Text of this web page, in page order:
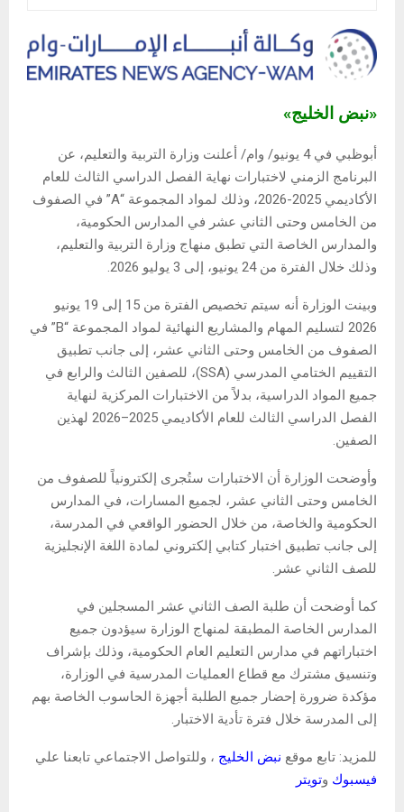
«نبض الخليج»
أبوظبي في 4 يونيو/ وام/ أعلنت وزارة التربية والتعليم، عن
البرنامج الزمني لاختبارات نهاية الفصل الدراسي الثالث للعام
الأكاديمي 2025-2026، وذلك لمواد المجموعة “A” في الصفوف
من الخامس وحتى الثاني عشر في المدارس الحكومية،
والمدارس الخاصة التي تطبق منهاج وزارة التربية والتعليم،
وذلك خلال الفترة من 24 يونيو، إلى 3 يوليو 2026.
وبينت الوزارة أنه سيتم تخصيص الفترة من 15 إلى 19 يونيو
2026 لتسليم المهام والمشاريع النهائية لمواد المجموعة “B” في
الصفوف من الخامس وحتى الثاني عشر، إلى جانب تطبيق
التقييم الختامي المدرسي (SSA)، للصفين الثالث والرابع في
جميع المواد الدراسية، بدلاً من الاختبارات المركزية لنهاية
الفصل الدراسي الثالث للعام الأكاديمي 2025–2026 لهذين
الصفين.
وأوضحت الوزارة أن الاختبارات ستُجرى إلكترونياً للصفوف من
الخامس وحتى الثاني عشر، لجميع المسارات، في المدارس
الحكومية والخاصة، من خلال الحضور الواقعي في المدرسة،
إلى جانب تطبيق اختبار كتابي إلكتروني لمادة اللغة الإنجليزية
للصف الثاني عشر.
كما أوضحت أن طلبة الصف الثاني عشر المسجلين في
المدارس الخاصة المطبقة لمنهاج الوزارة سيؤدون جميع
اختباراتهم في مدارس التعليم العام الحكومية، وذلك بإشراف
وتنسيق مشترك مع قطاع العمليات المدرسية في الوزارة،
مؤكدة ضرورة إحضار جميع الطلبة أجهزة الحاسوب الخاصة بهم
إلى المدرسة خلال فترة تأدية الاختبار.
للمزيد: تابع موقع نبض الخليج ، وللتواصل الاجتماعي تابعنا علي
فيسبوك وتويتر